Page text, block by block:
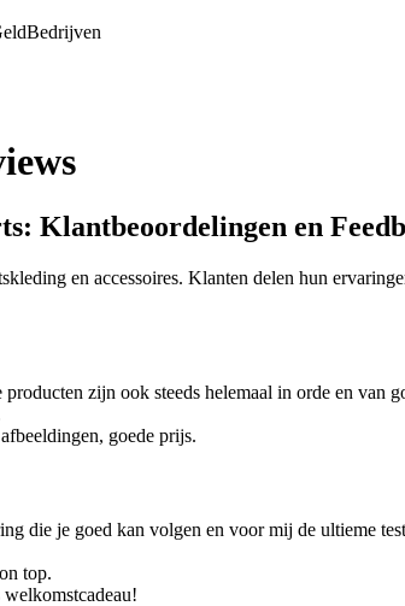
Bedrijven
Klantbeoordelingen en
en accessoires. Klanten delen hun
zijn ook steeds helemaal in orde en van
goede prijs.
die je goed kan volgen en voor mij de ultieme
top.